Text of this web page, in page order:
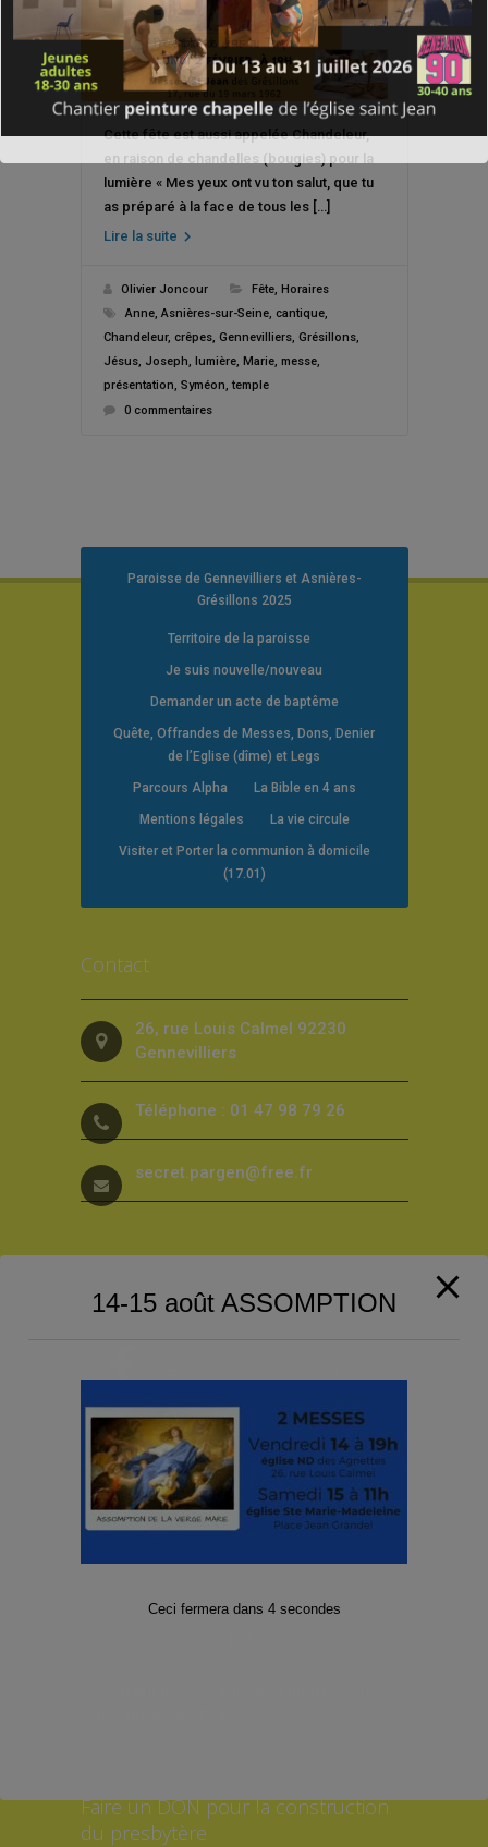
Cette fête est aussi appelée Chandeleur,
en raison de chandelles (bougies) pour la
lumière « Mes yeux ont vu ton salut, que tu
as préparé à la face de tous les […]
Lire la suite
Olivier Joncour Fête, Horaires
Anne, Asnières-sur-Seine, cantique,
Chandeleur, crêpes, Gennevilliers, Grésillons,
Jésus, Joseph lumière, Marie, messe,
présentation Syméon temple
0 commentaires
Paroisse de Gennevilliers et Asnières-
Grésillons 2025
Territoire de la paroisse
Je suis nouvelle/nouveau
Demander un acte de baptême
Quête, Offrandes de Messes, Dons, Denier
de l’Eglise (dîme) et Legs
Parcours Alpha La Bible en 4 ans
Mentions légales La vie circule
Visiter et Porter la communion à domicile
(17.01)
Contact
26, rue Louis Calmel 92230
Gennevilliers
Téléphone : 01 47 98 79 26
secret.pargen@free.fr
Suivez-nous sur les Réseaux sociaux
FacebookTwitterInstagram
Abonnez-vous à notre Lettre
d’informations
Faire un DON pour la construction
du presbytère
14-15 août ASSOMPTION
Ceci fermera dans 4secondes